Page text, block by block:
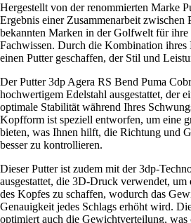
Hergestellt von der renommierten Marke
Ergebnis einer Zusammenarbeit zwischen
bekannten Marken in der Golfwelt für
Fachwissen. Durch die Kombination
einen Putter geschaffen, der Stil und
Der Putter 3dp Agera RS Bend Puma
hochwertigem Edelstahl ausgestattet, der
optimale Stabilität während Ihres
Kopfform ist speziell entworfen, um eine
bieten, was Ihnen hilft, die Richtung und
besser zu kontrollieren.
Dieser Putter ist zudem mit der 3dp-
ausgestattet, die 3D-Druck verwendet,
des Kopfes zu schaffen, wodurch das
Genauigkeit jedes Schlags erhöht wird.
optimiert auch die Gewichtverteilung, was